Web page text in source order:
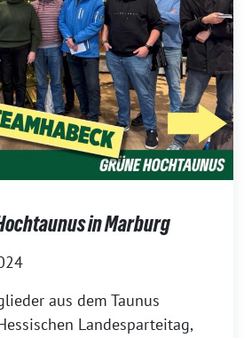
in Marburg
aus dem Taunus
Landesparteitag,